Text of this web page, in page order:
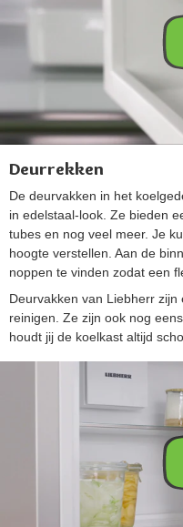
Deurrekken
De deurvakken in het
in edelstaal-look. Ze bieden
tubes en nog veel meer. Je
hoogte verstellen. Aan de
noppen te vinden zodat een
Deurvakken van Liebherr
reinigen. Ze zijn ook nog
houdt jij de koelkast altijd